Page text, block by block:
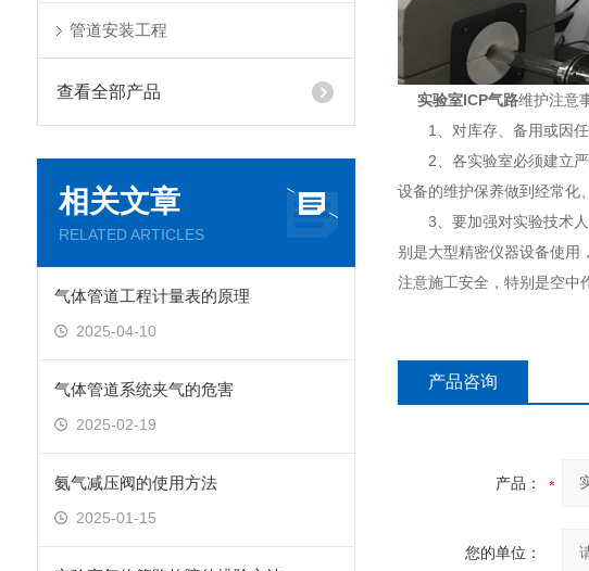
管道安装工程
查看全部产品
相关文章
RELATED ARTICLES
气体管道工程计量表的原理
2025-04-10
气体管道系统夹气的危害
2025-02-19
氨气减压阀的使用方法
2025-01-15
实验室ICP气路维护注意
1、对库存、备用或因任
2、各实验室必须建立严
设备的维护保养做到经常化
3、要加强对实验技术人
别是大型精密仪器设备使用
注意施工安全，特别是空中
产品咨询
产品：
您的单位：